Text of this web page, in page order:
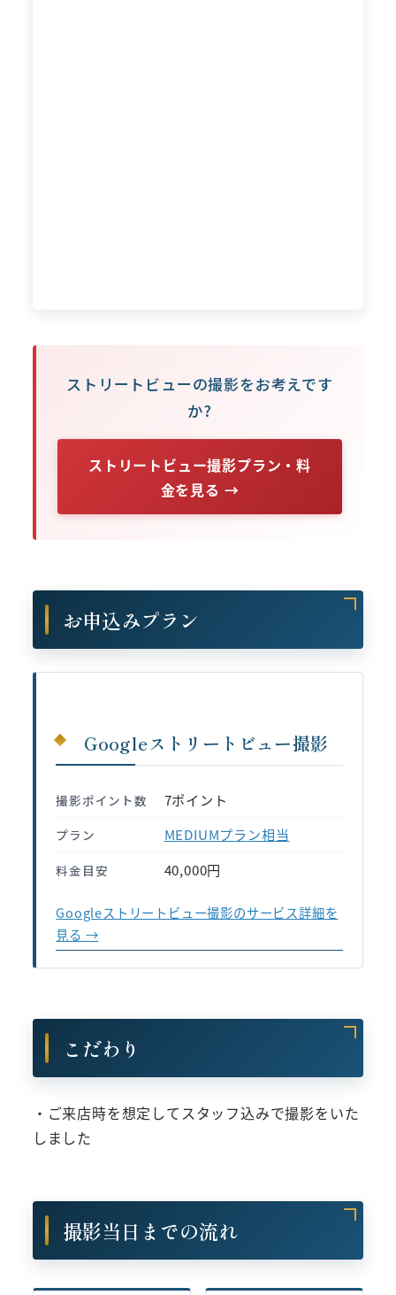
ストリートビューの撮影をお考えです
か?
ストリートビュー撮影プラン・料
金を見る →
お申込みプラン
Googleストリートビュー撮影
撮影ポイント数 7ポイント
プラン MEDIUMプラン相当
料金目安 40,000円
Googleストリートビュー撮影のサービス詳細を
見る →
こだわり
・ご来店時を想定してスタッフ込みで撮影をいた
しました
撮影当日までの流れ